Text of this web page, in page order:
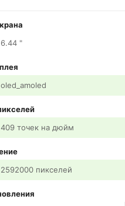
6.44 "
oled_amoled
409 точек на дюйм
2592000 пикселей